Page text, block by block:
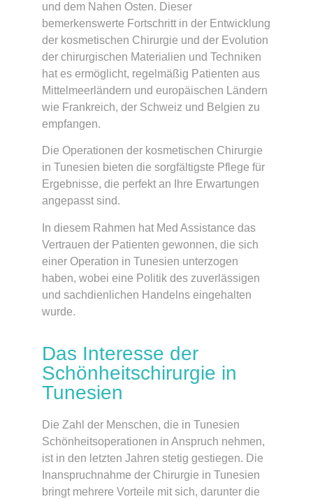
und dem Nahen Osten. Dieser
bemerkenswerte Fortschritt in der Entwicklung
der kosmetischen Chirurgie und der Evolution
der chirurgischen Materialien und Techniken
hat es ermöglicht, regelmäßig Patienten aus
Mittelmeerländern und europäischen Ländern
wie Frankreich, der Schweiz und Belgien zu
empfangen.
Die Operationen der kosmetischen Chirurgie
in Tunesien bieten die sorgfältigste Pflege für
Ergebnisse, die perfekt an Ihre Erwartungen
angepasst sind.
In diesem Rahmen hat Med Assistance das
Vertrauen der Patienten gewonnen, die sich
einer Operation in Tunesien unterzogen
haben, wobei eine Politik des zuverlässigen
und sachdienlichen Handelns eingehalten
wurde.
Das Interesse der
Schönheitschirurgie in
Tunesien
Die Zahl der Menschen, die in Tunesien
Schönheitsoperationen in Anspruch nehmen,
ist in den letzten Jahren stetig gestiegen. Die
Inanspruchnahme der Chirurgie in Tunesien
bringt mehrere Vorteile mit sich, darunter die